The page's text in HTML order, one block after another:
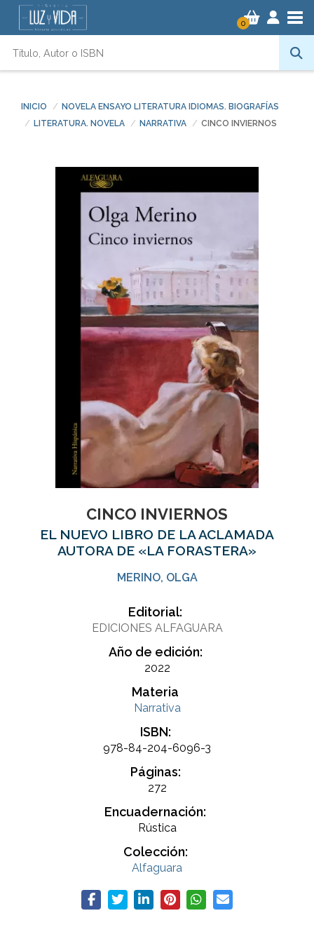
0
INICIO
NOVELA ENSAYO LITERATURA IDIOMAS. BIOGRAFÍAS
LITERATURA. NOVELA
NARRATIVA CINCO INVIERNOS
CINCO INVIERNOS
EL NUEVO LIBRO DE LA ACLAMADA
AUTORA DE «LA FORASTERA»
MERINO, OLGA
Editorial:
EDICIONES ALFAGUARA
Año de edición:
2022
Materia
Narrativa
ISBN:
978-84-204-6096-3
Páginas:
272
Encuadernación:
Rústica
Colección:
Alfaguara